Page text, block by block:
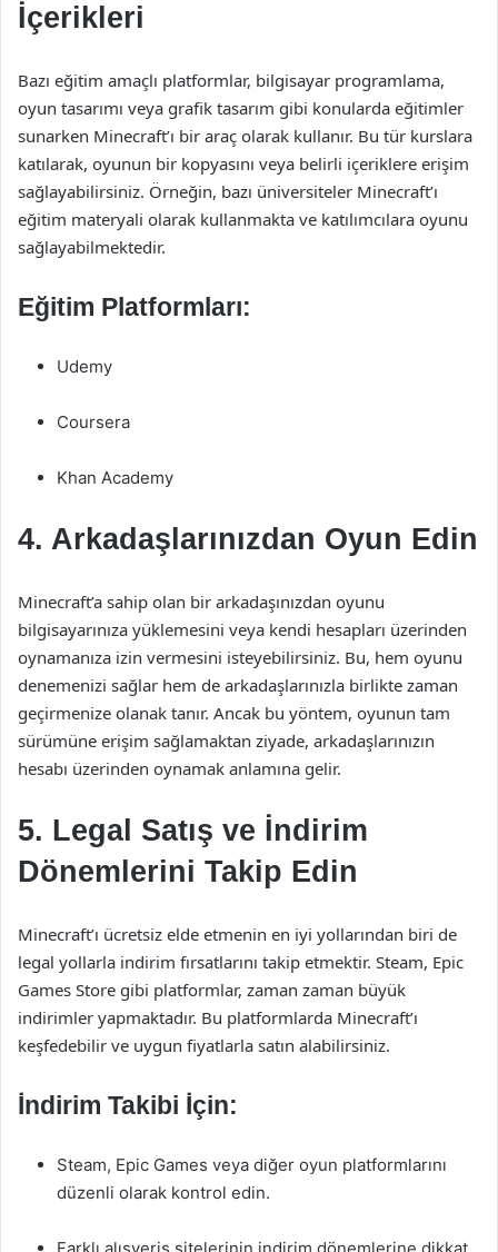
İçerikleri
Bazı eğitim amaçlı platformlar, bilgisayar programlama,
oyun tasarımı veya grafik tasarım gibi konularda eğitimler
sunarken Minecraft’ı bir araç olarak kullanır. Bu tür kurslara
katılarak, oyunun bir kopyasını veya belirli içeriklere erişim
sağlayabilirsiniz. Örneğin, bazı üniversiteler Minecraft’ı
eğitim materyali olarak kullanmakta ve katılımcılara oyunu
sağlayabilmektedir.
Eğitim Platformları:
Udemy
Coursera
Khan Academy
4. Arkadaşlarınızdan Oyun Edin
Minecraft’a sahip olan bir arkadaşınızdan oyunu
bilgisayarınıza yüklemesini veya kendi hesapları üzerinden
oynamanıza izin vermesini isteyebilirsiniz. Bu, hem oyunu
denemenizi sağlar hem de arkadaşlarınızla birlikte zaman
geçirmenize olanak tanır. Ancak bu yöntem, oyunun tam
sürümüne erişim sağlamaktan ziyade, arkadaşlarınızın
hesabı üzerinden oynamak anlamına gelir.
5. Legal Satış ve İndirim
Dönemlerini Takip Edin
Minecraft’ı ücretsiz elde etmenin en iyi yollarından biri de
legal yollarla indirim fırsatlarını takip etmektir. Steam, Epic
Games Store gibi platformlar, zaman zaman büyük
indirimler yapmaktadır. Bu platformlarda Minecraft’ı
keşfedebilir ve uygun fiyatlarla satın alabilirsiniz.
İndirim Takibi İçin:
Steam, Epic Games veya diğer oyun platformlarını
düzenli olarak kontrol edin.